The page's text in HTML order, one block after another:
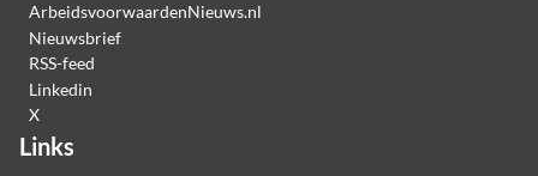
ArbeidsvoorwaardenNieuws.nl
Nieuwsbrief
RSS-feed
Linkedin
X
Links